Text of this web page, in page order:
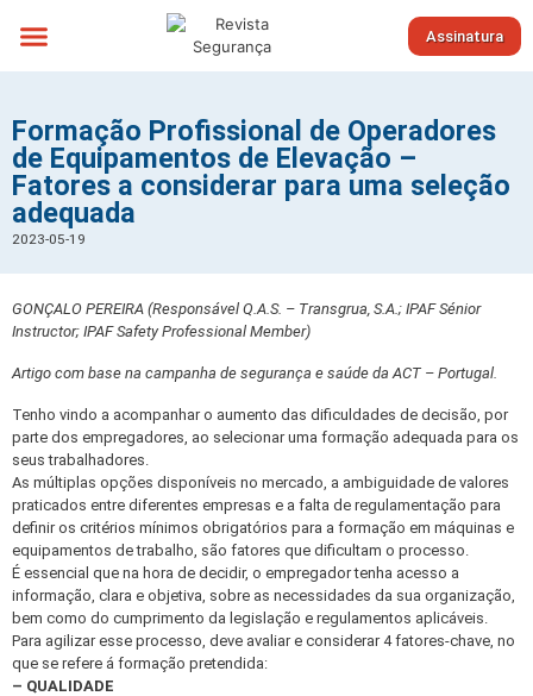
Assinatura
Formação Profissional de Operadores
de Equipamentos de Elevação –
Fatores a considerar para uma seleção
adequada
2023-05-19
GONÇALO PEREIRA (Responsável Q.A.S. – Transgrua, S.A.; IPAF Sénior
Instructor; IPAF Safety Professional Member)
Artigo com base na campanha de segurança e saúde da ACT – Portugal.
Tenho vindo a acompanhar o aumento das dificuldades de decisão, por
parte dos empregadores, ao selecionar uma formação adequada para os
seus trabalhadores.
As múltiplas opções disponíveis no mercado, a ambiguidade de valores
praticados entre diferentes empresas e a falta de regulamentação para
definir os critérios mínimos obrigatórios para a formação em máquinas e
equipamentos de trabalho, são fatores que dificultam o processo.
É essencial que na hora de decidir, o empregador tenha acesso a
informação, clara e objetiva, sobre as necessidades da sua organização,
bem como do cumprimento da legislação e regulamentos aplicáveis.
Para agilizar esse processo, deve avaliar e considerar 4 fatores-chave, no
que se refere á formação pretendida:
– QUALIDADE